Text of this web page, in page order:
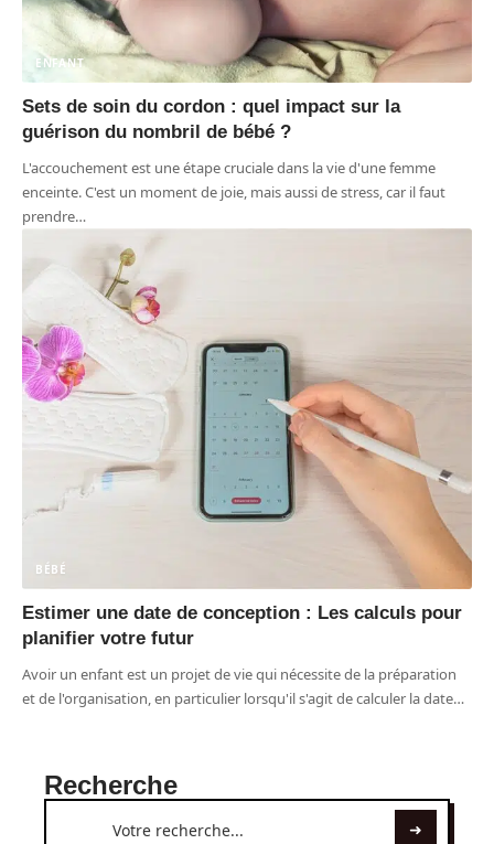
ENFANT
Sets de soin du cordon : quel impact sur la
guérison du nombril de bébé ?
L'accouchement est une étape cruciale dans la vie d'une femme
enceinte. C'est un moment de joie, mais aussi de stress, car il faut
prendre…
BÉBÉ
Estimer une date de conception : Les calculs pour
planifier votre futur
Avoir un enfant est un projet de vie qui nécessite de la préparation
et de l'organisation, en particulier lorsqu'il s'agit de calculer la date…
Recherche